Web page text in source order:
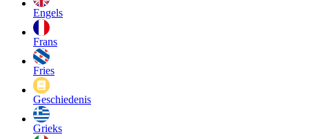
Engels
Frans
Fries
Geschiedenis
Grieks